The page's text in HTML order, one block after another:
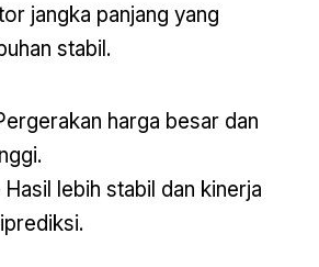
jangka panjang yang
stabil.
harga besar dan
Hasil lebih stabil dan kinerja